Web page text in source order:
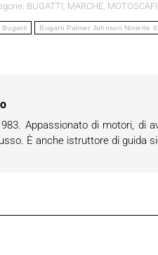
BUGATTI, MARCHE, MOTOSCAFI
Bugatti Bugatti Palmer Johnson Niniette
Appassionato di motori, di
È anche istruttore di guida